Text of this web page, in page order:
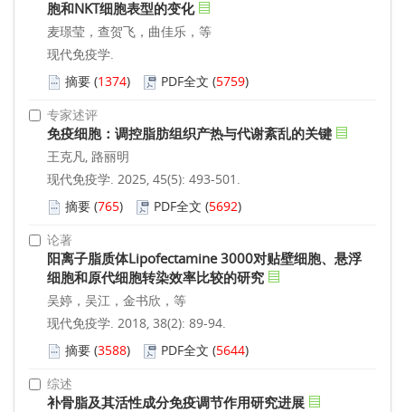
胞和NKT细胞表型的变化
麦璟莹，查贺飞，曲佳乐，等
现代免疫学.
摘要 (1374) PDF全文 (5759)
专家述评
免疫细胞：调控脂肪组织产热与代谢紊乱的关键
王克凡, 路丽明
现代免疫学. 2025, 45(5): 493-501.
摘要 (765) PDF全文 (5692)
论著
阳离子脂质体Lipofectamine 3000对贴壁细胞、悬浮
细胞和原代细胞转染效率比较的研究
吴婷，吴江，金书欣，等
现代免疫学. 2018, 38(2): 89-94.
摘要 (3588) PDF全文 (5644)
综述
补骨脂及其活性成分免疫调节作用研究进展